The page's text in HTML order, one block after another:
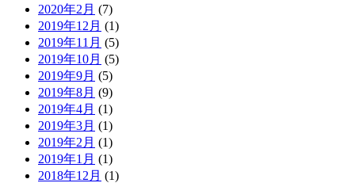
2020年2月 (7)
2019年12月 (1)
2019年11月 (5)
2019年10月 (5)
2019年9月 (5)
2019年8月 (9)
2019年4月 (1)
2019年3月 (1)
2019年2月 (1)
2019年1月 (1)
2018年12月 (1)